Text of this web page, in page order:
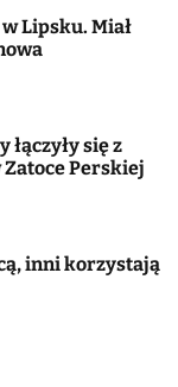
Lipsku. Miał
się z
Perskiej
inni korzystają